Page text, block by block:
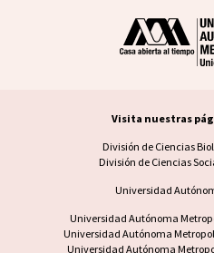
Visita nuestras
Visita nuestras páginas
División de Ciencias
División de Ciencias
Universidad
Footer UAM unidad
Universidad Autónoma
Universidad Autónoma
Universidad Autónoma